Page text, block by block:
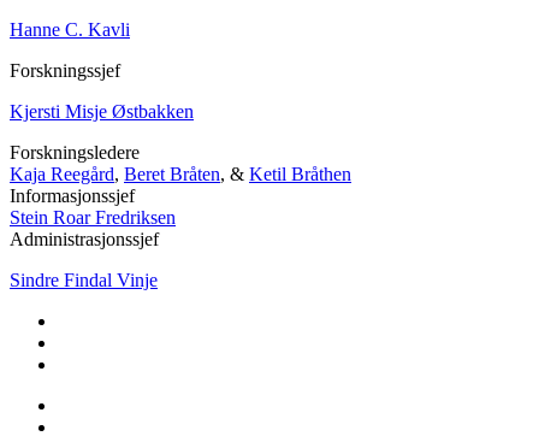
Hanne C. Kavli
Forskningssjef
Kjersti Misje Østbakken
Forskningsledere
Kaja Reegård, Beret Bråten, & Ketil Bråthen
Informasjonssjef
Stein Roar Fredriksen
Administrasjonssjef
Sindre Findal Vinje